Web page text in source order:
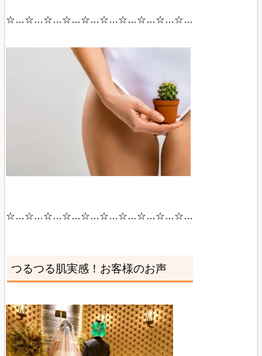
☆…☆…☆…☆…☆…☆…☆…☆…☆…☆…
☆…☆…☆…☆…☆…☆…☆…☆…☆…☆…
つるつる肌実感！お客様のお声